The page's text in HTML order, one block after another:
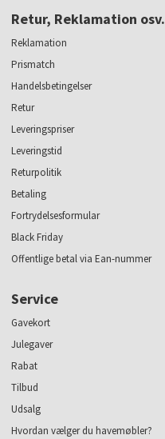
Retur, Reklamation osv.
Reklamation
Prismatch
Handelsbetingelser
Retur
Leveringspriser
Leveringstid
Returpolitik
Betaling
Fortrydelsesformular
Black Friday
Offentlige betal via Ean-nummer
Service
Gavekort
Julegaver
Rabat
Tilbud
Udsalg
Hvordan vælger du havemøbler?